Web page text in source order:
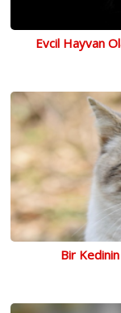
Evcil Hayvan
Bir